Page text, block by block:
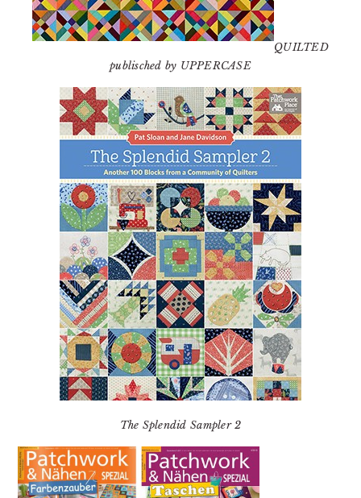
QUILTED
publisched by UPPERCASE
The Splendid Sampler 2